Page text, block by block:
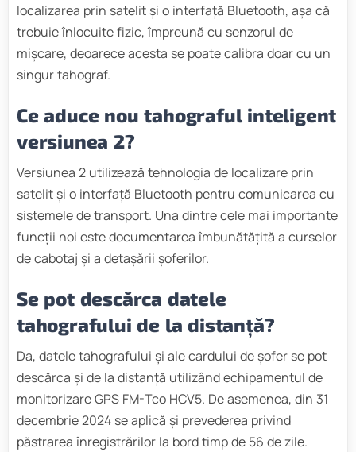
localizarea prin satelit și o interfață Bluetooth, așa că
trebuie înlocuite fizic, împreună cu senzorul de
mișcare, deoarece acesta se poate calibra doar cu un
singur tahograf.
Ce aduce nou tahograful inteligent
versiunea 2?
Versiunea 2 utilizează tehnologia de localizare prin
satelit și o interfață Bluetooth pentru comunicarea cu
sistemele de transport. Una dintre cele mai importante
funcții noi este documentarea îmbunătățită a curselor
de cabotaj și a detașării șoferilor.
Se pot descărca datele
tahografului de la distanță?
Da, datele tahografului și ale cardului de șofer se pot
descărca și de la distanță utilizând echipamentul de
monitorizare GPS FM-Tco HCV5. De asemenea, din 31
decembrie 2024 se aplică și prevederea privind
păstrarea înregistrărilor la bord timp de 56 de zile.